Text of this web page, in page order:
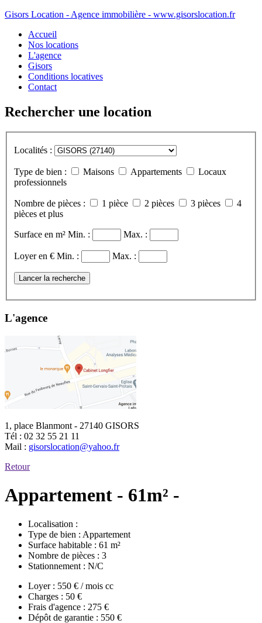
Gisors Location - Agence immobilière - www.gisorslocation.fr
Accueil
Nos locations
L'agence
Gisors
Conditions locatives
Contact
Rechercher une location
Localités :
Type de bien : Maisons Appartements
Locaux
professionnels
Nombre de pièces : 1 pièce 2 pièces 3 pièces
4
pièces et plus
Surface en m² Min. : Max. :
Loyer en € Min. : Max. :
Lancer la recherche
L'agence
1, place Blanmont - 27140 GISORS
Tél : 02 32 55 21 11
Mail : gisorslocation@yahoo.fr
Retour
Appartement - 61m² -
Localisation :
Type de bien : Appartement
Surface habitable : 61 m²
Nombre de pièces : 3
Stationnement : N/C
Loyer : 550 € / mois cc
Charges : 50 €
Frais d'agence : 275 €
Dépôt de garantie : 550 €